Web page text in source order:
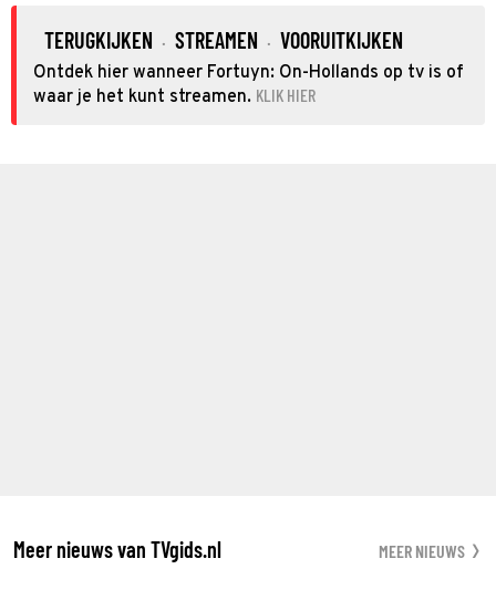
TERUGKIJKEN · STREAMEN · VOORUITKIJKEN
Ontdek hier wanneer Fortuyn: On-Hollands op tv is of
waar je het kunt streamen. KLIK HIER
Meer nieuws van TVgids.nl MEER NIEUWS